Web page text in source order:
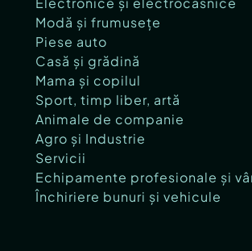
Modă și frumusețe
Piese auto
Casă și grădină
Mama și copilul
Sport, timp liber, artă
Animale de companie
Agro și Industrie
Servicii
Echipamente profesionale și
Închiriere bunuri și vehicule